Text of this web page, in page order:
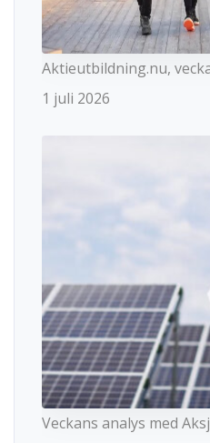
Aktieutbildning.nu,
1 juli 2026
Veckans analys med